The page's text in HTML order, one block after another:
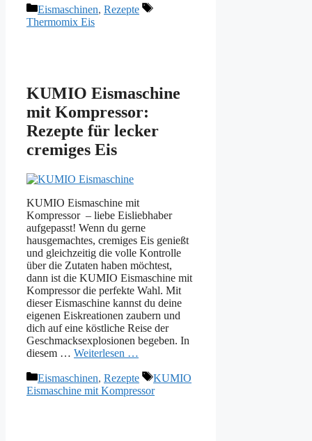
Kategorien
Eismaschinen, Rezepte
Schlagwörter
Thermomix Eis
KUMIO Eismaschine
mit Kompressor:
Rezepte für lecker
cremiges Eis
KUMIO Eismaschine mit
Kompressor – liebe Eisliebhaber
aufgepasst! Wenn du gerne
hausgemachtes, cremiges Eis genießt
und gleichzeitig die volle Kontrolle
über die Zutaten haben möchtest,
dann ist die KUMIO Eismaschine mit
Kompressor die perfekte Wahl. Mit
dieser Eismaschine kannst du deine
eigenen Eiskreationen zaubern und
dich auf eine köstliche Reise der
Geschmacksexplosionen begeben. In
diesem … Weiterlesen …
Kategorien
Eismaschinen, Rezepte Schlagwörter
KUMIO
Eismaschine mit Kompressor